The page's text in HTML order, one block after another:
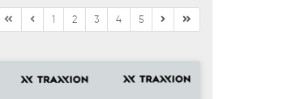
1 2 3 4 5